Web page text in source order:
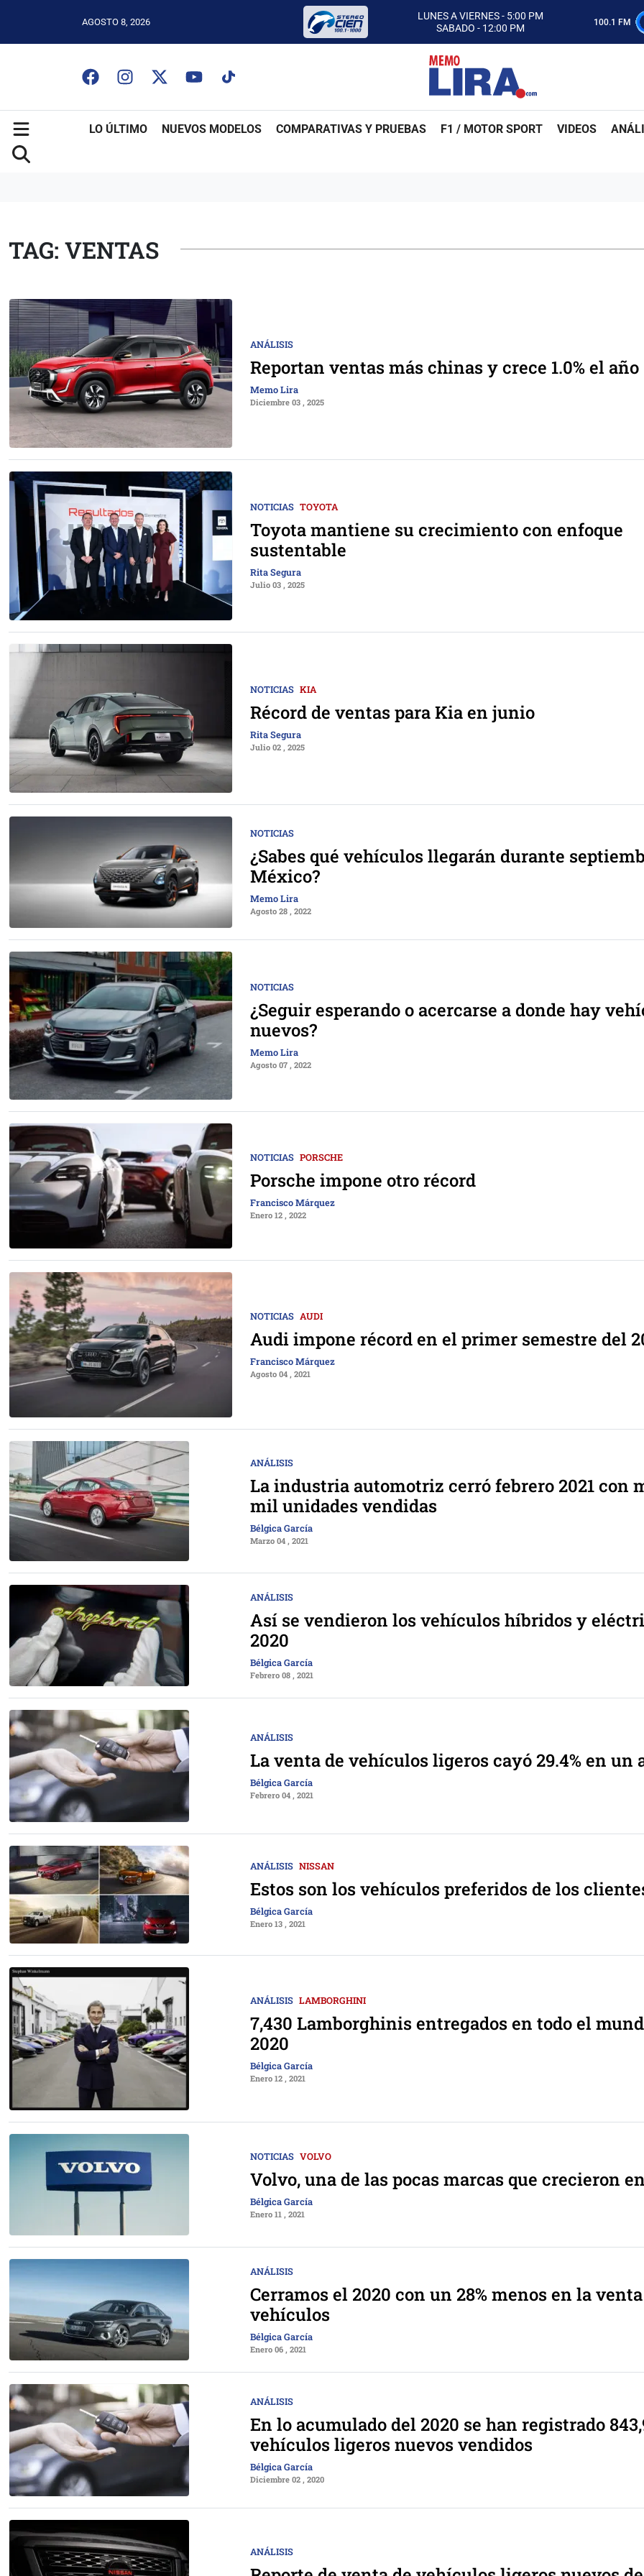
AGOSTO 8, 2026
LUNES A VIERNES - 5:00 PM
SABADO - 12:00 PM
ESCUCHA AUTOS AL CIEN
CON MEMO LIRA Y SU EQUIPO
LUNES A VIERNES - 5:00 PM
SABADO - 12:00 PM
100.1 FM
LO ÚLTIMO NUEVOS MODELOS COMPARATIVAS Y PRUEBAS F1 / MOTOR SPORT VIDEOS
TAG: VENTAS
ANÁLISIS
Reportan ventas más chinas y crece 1.0% el año
Memo Lira
Diciembre 03 , 2025
NOTICIAS TOYOTA
Toyota mantiene su crecimiento con enfoque
sustentable
Rita Segura
Julio 03 , 2025
NOTICIAS KIA
Récord de ventas para Kia en junio
Rita Segura
Julio 02 , 2025
NOTICIAS
¿Sabes qué vehículos llegarán durante
México?
Memo Lira
Agosto 28 , 2022
NOTICIAS
¿Seguir esperando o acercarse a donde hay
nuevos?
Memo Lira
Agosto 07 , 2022
NOTICIAS PORSCHE
Porsche impone otro récord
Francisco Márquez
Enero 12 , 2022
NOTICIAS AUDI
Audi impone récord en el primer semestre del
Francisco Márquez
Agosto 04 , 2021
ANÁLISIS
La industria automotriz cerró febrero 2021 con
mil unidades vendidas
Bélgica García
Marzo 04 , 2021
ANÁLISIS
Así se vendieron los vehículos híbridos y
2020
Bélgica García
Febrero 08 , 2021
ANÁLISIS
La venta de vehículos ligeros cayó 29.4% en un
Bélgica García
Febrero 04 , 2021
ANÁLISIS NISSAN
Estos son los vehículos preferidos de los
Bélgica García
Enero 13 , 2021
ANÁLISIS LAMBORGHINI
7,430 Lamborghinis entregados en todo el
2020
Bélgica García
Enero 12 , 2021
NOTICIAS VOLVO
Volvo, una de las pocas marcas que crecieron
Bélgica García
Enero 11 , 2021
ANÁLISIS
Cerramos el 2020 con un 28% menos en la
vehículos
Bélgica García
Enero 06 , 2021
ANÁLISIS
En lo acumulado del 2020 se han registrado
vehículos ligeros nuevos vendidos
Bélgica García
Diciembre 02 , 2020
ANÁLISIS